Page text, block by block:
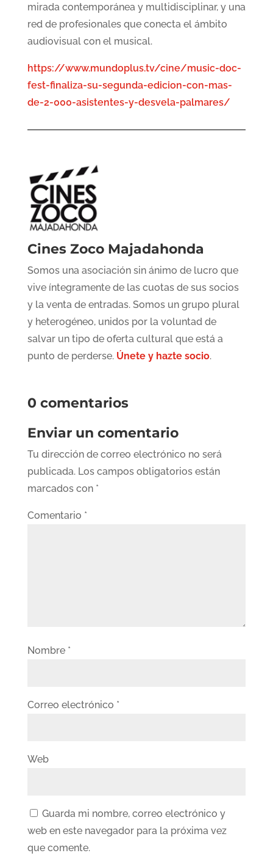
mirada contemporánea y multidisciplinar, y una
red de profesionales que conecta el ámbito
audiovisual con el musical.
https://www.mundoplus.tv/cine/music-doc-
fest-finaliza-su-segunda-edicion-con-mas-
de-2-000-asistentes-y-desvela-palmares/
Cines Zoco Majadahonda
Somos una asociación sin ánimo de lucro que
vive íntegramente de las cuotas de sus socios
y la venta de entradas. Somos un grupo plural
y heterogéneo, unidos por la voluntad de
salvar un tipo de oferta cultural que está a
punto de perderse. Únete y hazte socio.
0 comentarios
Enviar un comentario
Tu dirección de correo electrónico no será
publicada. Los campos obligatorios están
marcados con *
Comentario *
Nombre *
Correo electrónico *
Web
Guarda mi nombre, correo electrónico y
web en este navegador para la próxima vez
que comente.